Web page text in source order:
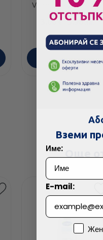
Vitamin C концентрат
3.06 /5.98
Вземи
Име:
E-mail:
Пол